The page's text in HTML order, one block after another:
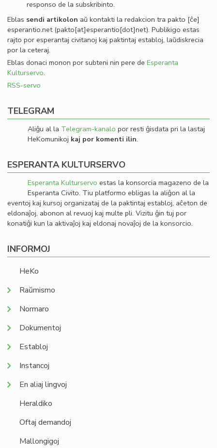
responso de la subskribinto.
Eblas sendi artikolon aŭ kontakti la redakcion tra pakto [ĉe]
esperantio.net(pakto[at]esperantio[dot]net). Publikigo estas
rajto por esperantaj civitanoj kaj paktintaj establoj, laŭdiskrecia
por la ceteraj.
Eblas donaci monon por subteni nin pere de Esperanta
Kulturservo.
RSS-servo
TELEGRAM
Aliĝu al la Telegram-kanalo por resti ĝisdata pri la lastaj
HeKomunikoj kaj por komenti ilin.
ESPERANTA KULTURSERVO
Esperanta Kulturservo estas la konsorcia magazeno de la
Esperanta Civito. Tiu platformo ebligas la aliĝon al la
eventoj kaj kursoj organizataj de la paktintaj establoj, aĉeton de
eldonaĵoj, abonon al revuoj kaj multe pli. Vizitu ĝin tuj por
konatiĝi kun la aktivaĵoj kaj eldonaj novaĵoj de la konsorcio.
INFORMOJ
HeKo
Raŭmismo
Normaro
Dokumentoj
Establoj
Instancoj
En aliaj lingvoj
Heraldiko
Oftaj demandoj
Mallongigoj